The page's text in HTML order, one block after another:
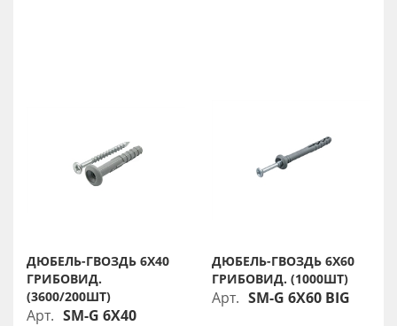
ДЮБЕЛЬ-ГВОЗДЬ 6X40
ГРИБОВИД.
(3600/200ШТ)
Арт. SM-G 6X40
ДЮБЕЛЬ-ГВОЗДЬ 6X60
ГРИБОВИД. (1000ШТ)
Арт. SM-G 6X60 BIG